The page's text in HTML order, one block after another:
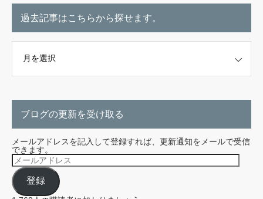
過去記事はこちらから探せます。
ちらから探せます。
ブログの更新を受け取る
メールアドレスを記入して登録すれば、更新通知をメールで受信
できます。
メ
ー
ル
ア
ド
登録